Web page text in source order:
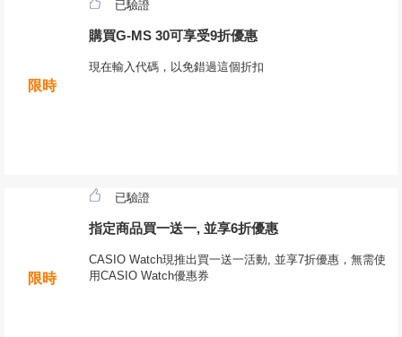
限時
已驗證
購買G-MS 30可享受9折優惠
現在輸入代碼，以免錯過這個折扣
限時
已驗證
指定商品買一送一, 並享6折優惠
CASIO Watch現推出買一送一活動, 並享7折優惠，無需使
用CASIO Watch優惠券